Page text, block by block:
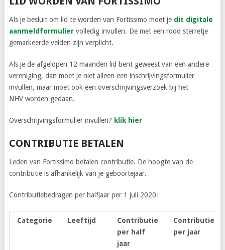
Als je besluit om lid te worden van Fortissimo moet je dit digitale
aanmeldformuliervolledig invullen. De met een rood sterretje
gemarkeerde velden zijn verplicht.
Als je de afgelopen 12 maanden lid bent geweest van een andere
vereniging, dan moet je niet alleen een inschrijvingsformulier
invullen, maar moet ook een overschrijvingsverzoek bij het
NHV worden gedaan.
Overschrijvingsformulier invullen? klik hier
CONTRIBUTIE BETALEN
Leden van Fortissimo betalen contributie. De hoogte van de
contributie is afhankelijk van je geboortejaar.
Contributiebedragen per halfjaar per 1 juli 2020:
Categorie Leeftijd
Contributie
per half
jaar
Contributie
per jaar